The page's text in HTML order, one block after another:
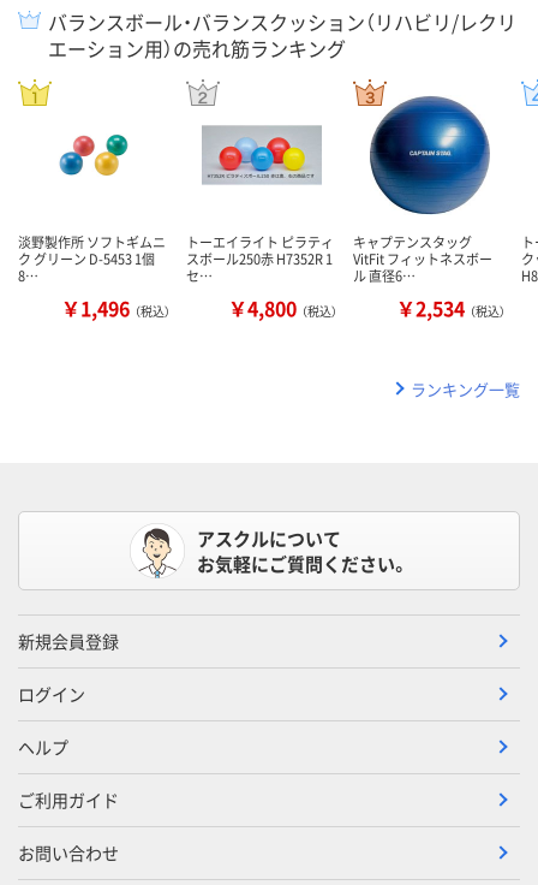
バランスボール・バランスクッション（リハビリ/レクリ
エーション用）の売れ筋ランキング
淡野製作所 ソフトギムニ
ク グリーン D-5453 1個
8…
￥1,496 （税込）
トーエイライト ピラティ
スボール250赤 H7352R 1
セ…
￥4,800 （税込）
キャプテンスタッグ
VitFit フィットネスボー
ル 直径6…
￥2,534 （税込）
ランキング一覧
アスクルについて
お気軽にご質問ください。
新規会員登録
ログイン
ヘルプ
ご利用ガイド
お問い合わせ